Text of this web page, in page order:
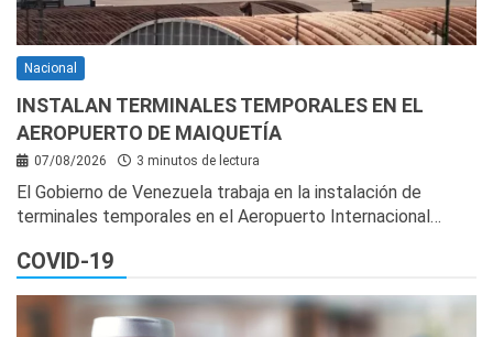
Nacional
INSTALAN TERMINALES TEMPORALES EN EL
AEROPUERTO DE MAIQUETÍA
07/08/2026 3 minutos de lectura
El Gobierno de Venezuela trabaja en la instalación de
terminales temporales en el Aeropuerto Internacional…
COVID-19